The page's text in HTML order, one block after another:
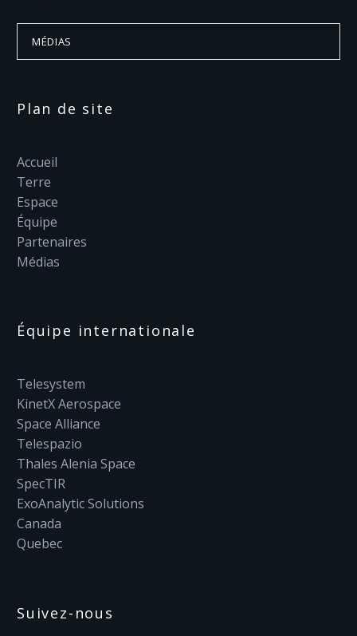
MÉDIAS
Plan de site
Accueil
Terre
Espace
Équipe
Partenaires
Médias
Équipe internationale
Telesystem
KinetX Aerospace
Space Alliance
Telespazio
Thales Alenia Space
SpecTIR
ExoAnalytic Solutions
Canada
Quebec
Suivez-nous